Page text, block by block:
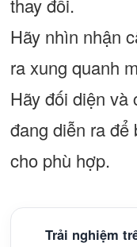
thay đổi.
Hãy nhìn nhận
ra xung quanh
Hãy đối diện và
đang diễn ra để
cho phù hợp.
Trải nghiệm